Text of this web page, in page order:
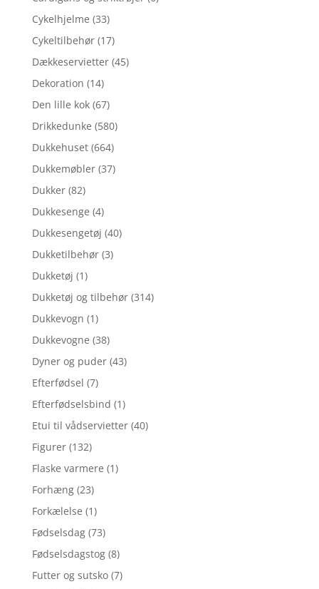
Cykelhjelme (33)
Cykeltilbehør (17)
Dækkeservietter (45)
Dekoration (14)
Den lille kok (67)
Drikkedunke (580)
Dukkehuset (664)
Dukkemøbler (37)
Dukker (82)
Dukkesenge (4)
Dukkesengetøj (40)
Dukketilbehør (3)
Dukketøj (1)
Dukketøj og tilbehør (314)
Dukkevogn (1)
Dukkevogne (38)
Dyner og puder (43)
Efterfødsel (7)
Efterfødselsbind (1)
Etui til vådservietter (40)
Figurer (132)
Flaske varmere (1)
Forhæng (23)
Forkælelse (1)
Fødselsdag (73)
Fødselsdagstog (8)
Futter og sutsko (7)